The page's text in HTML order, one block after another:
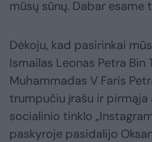
mūsų sūnų. Dabar esame
Dėkoju, kad pasirinkai
Ismailas Leonas Petra Bin
Muhammadas V Faris
trumpučiu įrašu ir pirmąja
socialinio tinklo
paskyroje pasidalijo